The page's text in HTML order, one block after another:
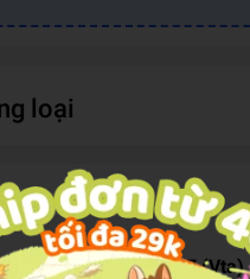
loại
Địa Hình 4X4 60447 (Vta)